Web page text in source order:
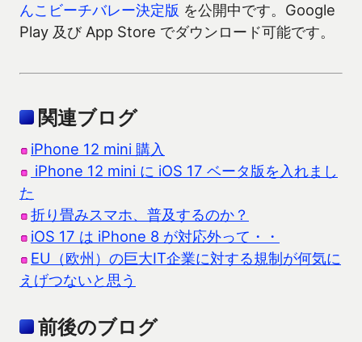
んこビーチバレー決定版 を公開中です。Google
Play 及び App Store でダウンロード可能です。
関連ブログ
iPhone 12 mini 購入
iPhone 12 mini に iOS 17 ベータ版を入れまし
た
折り畳みスマホ、普及するのか？
iOS 17 は iPhone 8 が対応外って・・
EU（欧州）の巨大IT企業に対する規制が何気に
えげつないと思う
前後のブログ